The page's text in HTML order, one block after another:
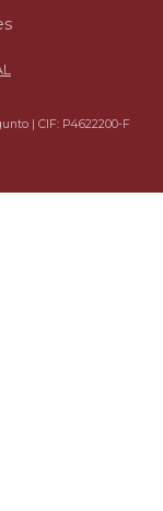
| CIF: P4622200-F